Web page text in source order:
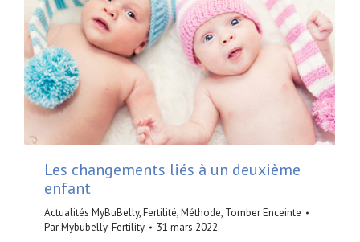
Les changements liés à un deuxième
enfant
Actualités MyBuBelly,Fertilité,Méthode, Tomber Enceinte
ParMybubelly-Fertility 31 mars 2022